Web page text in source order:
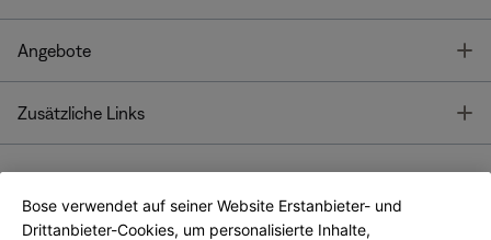
Angebote
Zusätzliche Links
Bose App
Bose Connect
App
Bose verwendet auf seiner Website Erstanbieter- und
Drittanbieter-Cookies, um personalisierte Inhalte,